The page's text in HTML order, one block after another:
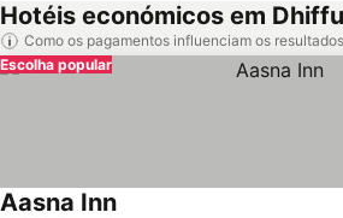
Hotéis económicos em
Como os pagamentos influenciam os resultados
Escolha popular
Aasna Inn